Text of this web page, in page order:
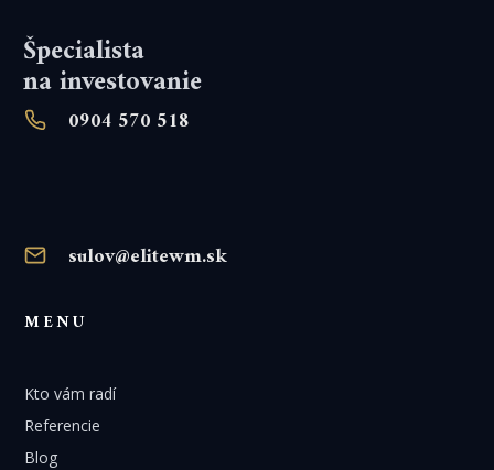
Špecialista
na investovanie
0904 570 518
sulov@elitewm.sk
MENU
Kto vám radí
Referencie
Blog